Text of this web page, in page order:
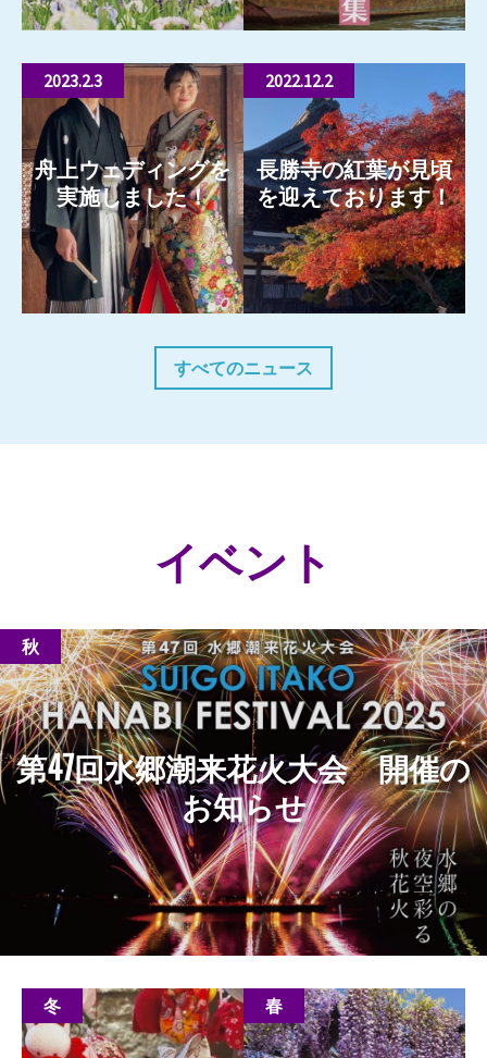
2023.2.3
舟上ウェディングを
実施しました！
2022.12.2
長勝寺の紅葉が見頃
を迎えております！
すべてのニュース
イベント
秋
第47回水郷潮来花火大会 開催の
お知らせ
冬 春